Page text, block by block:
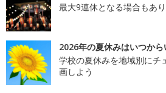
最大9連休となる場合もあり
2026年の夏休みはいつから
学校の夏休みを地域別にチ
画しよう